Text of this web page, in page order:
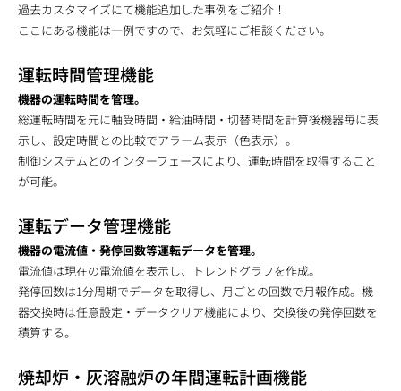
過去カスタマイズにて機能追加した事例をご紹介！
ここにある機能は一例ですので、お気軽にご相談ください。
運転時間管理機能
機器の運転時間を管理。
総運転時間を元に軸受時間・給油時間・切替時間を計算後機器毎に表
示し、設定時間との比較でアラーム表示（色表示）。
制御システムとのインターフェースにより、運転時間を取得すること
が可能。
運転データ管理機能
機器の電流値・発停回数等運転データを管理。
電流値は現在の電流値を表示し、トレンドグラフを作成。
発停回数は1分周期でデータを取得し、月ごとの回数で月報作成。機
器交換時は任意設定・データクリア機能により、交換後の発停回数を
積算する。
焼却炉・灰溶融炉の年間運転計画機能